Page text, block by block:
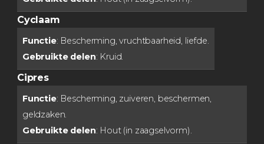
Cyclaam
Functie: Bescherming, vruchtbaarheid, liefde.
Gebruikte delen: Kruid.
Cipres
Functie: Bescherming, zuiveren, beschermen,
geldzaken.
Gebruikte delen: Hout (in zaagselvorm).